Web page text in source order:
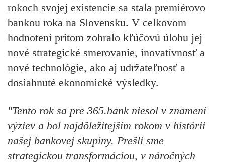
rokoch svojej existencie sa stala premiérovo
bankou roka na Slovensku. V celkovom
hodnotení pritom zohralo kľúčovú úlohu jej
nové strategické smerovanie, inovatívnosť a
nové technológie, ako aj udržateľnosť a
dosiahnuté ekonomické výsledky.
"Tento rok sa pre 365.bank niesol v znamení
výziev a bol najdôležitejším rokom v histórii
našej bankovej skupiny. Prešli sme
strategickou transformáciou, v náročných